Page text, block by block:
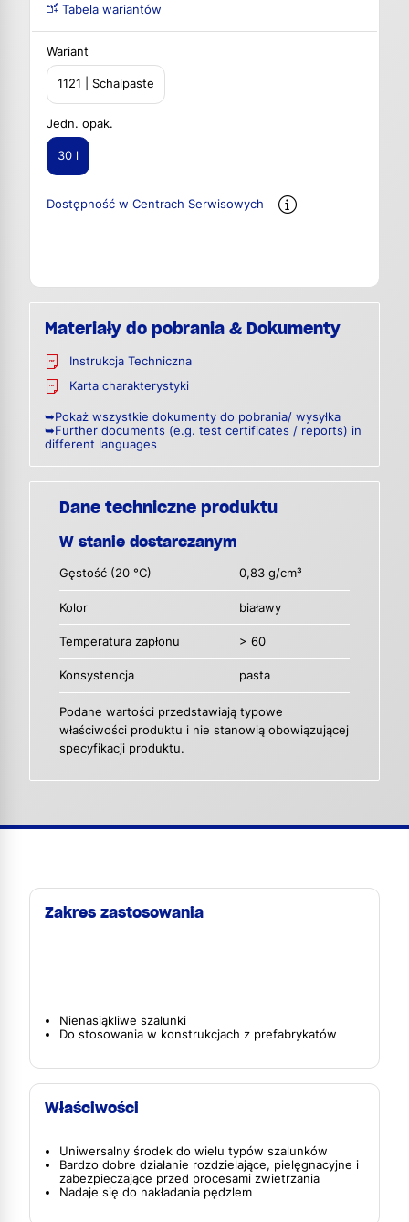
Tabela wariantów
Wariant
1121 | Schalpaste
Jedn. opak.
30 l
Dostępność w Centrach Serwisowych
Materiały do pobrania & Dokumenty
Instrukcja Techniczna
Karta charakterystyki
➥Pokaż wszystkie dokumenty do pobrania/ wysyłka
➥Further documents (e.g. test certificates / reports) in
different languages
Dane techniczne produktu
W stanie dostarczanym
Gęstość (20 °C) 0,83 g/cm³
Kolor białawy
Temperatura zapłonu > 60
Konsystencja pasta
Podane wartości przedstawiają typowe
właściwości produktu i nie stanowią obowiązującej
specyfikacji produktu.
Zakres zastosowania
Nienasiąkliwe szalunki
Do stosowania w konstrukcjach z prefabrykatów
Właściwości
Uniwersalny środek do wielu typów szalunków
Bardzo dobre działanie rozdzielające, pielęgnacyjne i
zabezpieczające przed procesami zwietrzania
Nadaje się do nakładania pędzlem